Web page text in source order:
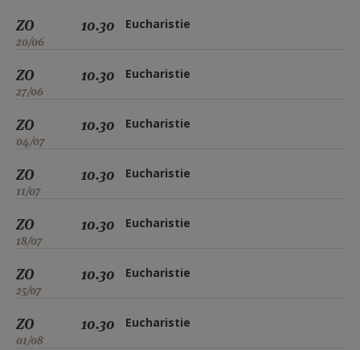
ZO
20/06
10.30 Eucharistie
ZO
27/06
10.30 Eucharistie
ZO
04/07
10.30 Eucharistie
ZO
11/07
10.30 Eucharistie
ZO
18/07
10.30 Eucharistie
ZO
25/07
10.30 Eucharistie
ZO
01/08
10.30 Eucharistie